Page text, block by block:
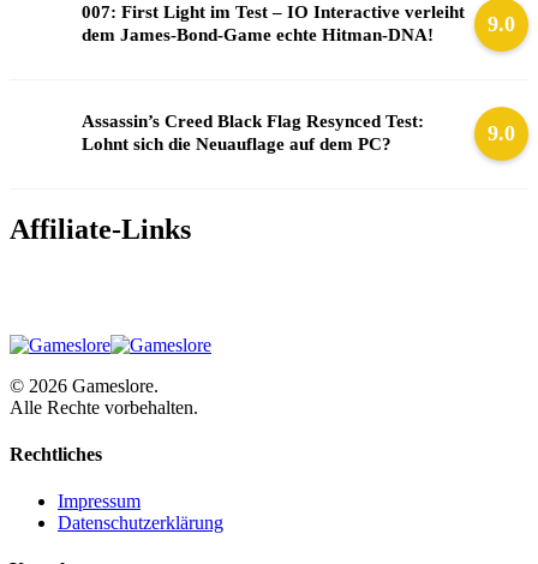
007: First Light im Test – IO Interactive verleiht
dem James-Bond-Game echte Hitman-DNA!
9.0
Assassin’s Creed Black Flag Resynced Test:
Lohnt sich die Neuauflage auf dem PC?
9.0
Affiliate-Links
© 2026 Gameslore.
Alle Rechte vorbehalten.
Rechtliches
Impressum
Datenschutzerklärung